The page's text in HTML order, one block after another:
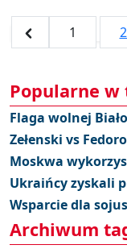
1 2
Popularne w
Flaga wolnej
Zełenski vs
Moskwa
Ukraińcy zyskali
Wsparcie dla
Archiwum